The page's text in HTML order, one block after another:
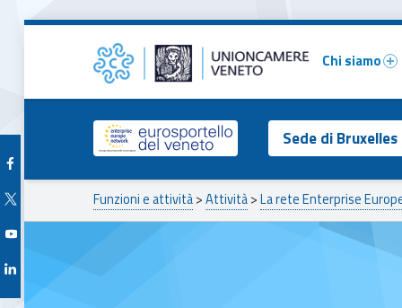
Assessment e Bilancio di sostenibilità – Unioncamere del Veneto Unioncamere del Veneto
Primary Menu
Chi siamo
Header info sidebar Sede di Bruxelles
Facebook Unioncamere Veneto
Twitter Unioncamere Veneto
Youtube Unioncamere Veneto
Linkedin Unioncamere Veneto
Breadcrumbs navigation
Funzioni e attività>Attività>La rete Enterprise